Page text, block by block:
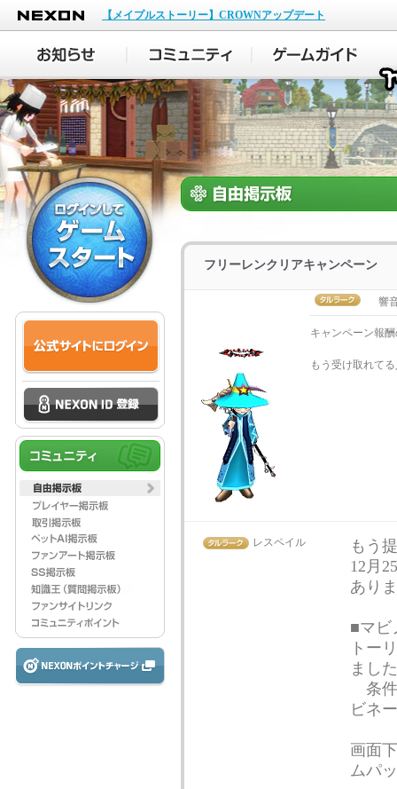
NEXON
【メイプルストーリー】CROWNアップデート
フリーレンクリアキャンペーン
響
キャンペーン報
もう受け取れて
レスペイル
もう
12月
あり
■マビ
トー
まし
条件
ビネ
画面
ムパ